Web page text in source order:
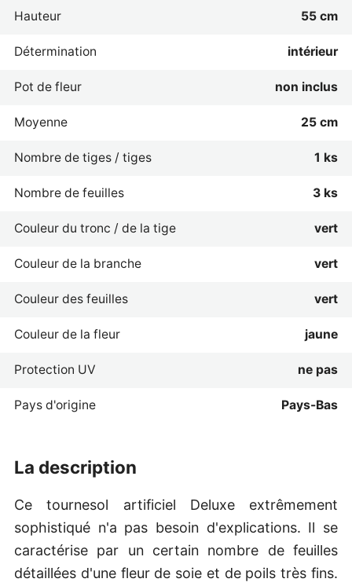
la description
Ce tournesol artificiel Deluxe extrêmement
sophistiqué n'a pas besoin d'explications. Il se
caractérise par un certain nombre de feuilles
détaillées d'une fleur de soie et de poils très fins.
Hauteur 55 cm
Détermination intérieur
Pot de fleur non inclus
Moyenne 25 cm
Nombre de tiges / tiges 1 ks
Nombre de feuilles 3 ks
Couleur du tronc / de la tige vert
Couleur de la branche vert
Couleur des feuilles vert
Couleur de la fleur jaune
Protection UV ne pas
Pays d'origine Pays-Bas